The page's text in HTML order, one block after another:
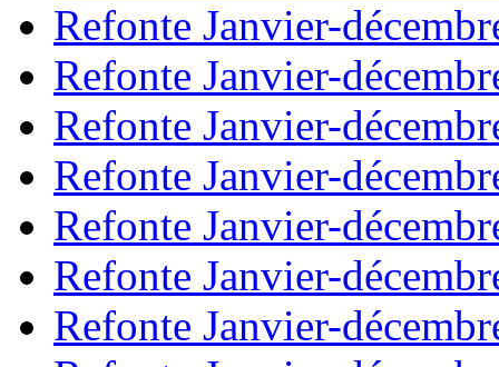
Refonte Janvier-
Refonte Janvier-
Refonte Janvier-
Refonte Janvier-
Refonte Janvier-
Refonte Janvier-
Refonte Janvier-